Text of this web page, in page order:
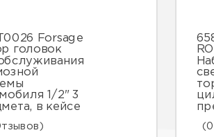
Forsage
головок
1/2" 3
в кейсе